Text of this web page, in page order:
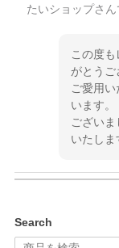
たいショップさん
この度
がとう
ご愛用
います。
ござい
いたしま
Search